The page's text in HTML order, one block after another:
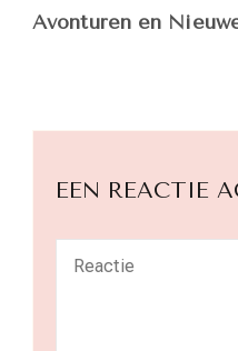
Avonturen en
EEN REACTIE